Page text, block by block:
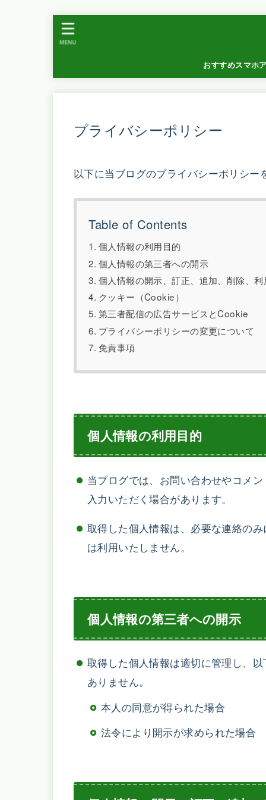
おすすめスマホ
MENU
プライバシーポリシー
以下に当ブログのプライバシーポリシー
Table of Contents
個人情報の利用目的
個人情報の第三者への開示
個人情報の開示、訂正、追加、削除、
クッキー（Cookie）
第三者配信の広告サービスとCookie
プライバシーポリシーの変更について
免責事項
個人情報の利用目的
当ブログでは、お問い合わせやコメ
入力いただく場合があります。
取得した個人情報は、必要な連絡の
は利用いたしません。
個人情報の第三者への開示
取得した個人情報は適切に管理し、
ありません。
本人の同意が得られた場合
法令により開示が求められた場合